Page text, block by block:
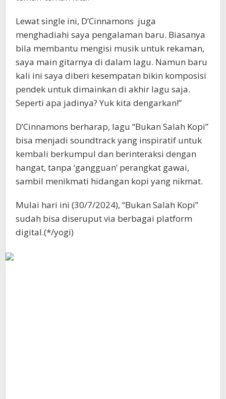
Lewat single ini, D’Cinnamons juga
menghadiahi saya pengalaman baru. Biasanya
bila membantu mengisi musik untuk rekaman,
saya main gitarnya di dalam lagu. Namun baru
kali ini saya diberi kesempatan bikin komposisi
pendek untuk dimainkan di akhir lagu saja.
Seperti apa jadinya? Yuk kita dengarkan!”
D’Cinnamons berharap, lagu “Bukan Salah Kopi”
bisa menjadi soundtrack yang inspiratif untuk
kembali berkumpul dan berinteraksi dengan
hangat, tanpa ‘gangguan’ perangkat gawai,
sambil menikmati hidangan kopi yang nikmat.
Mulai hari ini (30/7/2024), “Bukan Salah Kopi”
sudah bisa diseruput via berbagai platform
digital.(*/yogi)